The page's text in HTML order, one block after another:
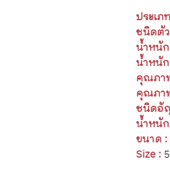
ประเภ
ชนิดตั
น้ำหนั
น้ำหนั
คุณภา
คุณภา
ชนิด
น้ำหนั
ขนาด :
Size :